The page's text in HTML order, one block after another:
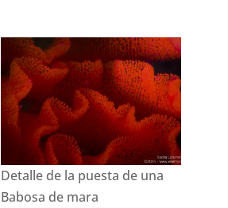
Detalle de la puesta de una
Babosa de mara